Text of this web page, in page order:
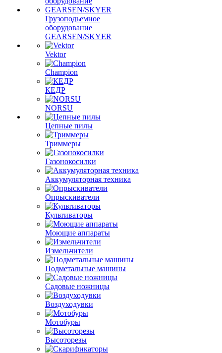
Грузоподьемное
оборудование
GEARSEN/SKYER
Vektor
Champion
КЕДР
NORSU
Цепные пилы
Триммеры
Газонокосилки
Аккумуляторная техника
Опрыскиватели
Культиваторы
Моющие аппараты
Измельчители
Подметальные машины
Садовые ножницы
Воздуходувки
Мотобуры
Высоторезы